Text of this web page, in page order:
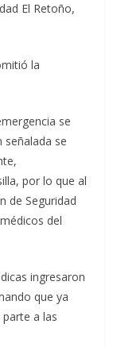
El Retoño,
la
se
señalada se
por lo que al
de Seguridad
del
ingresaron
que ya
a las